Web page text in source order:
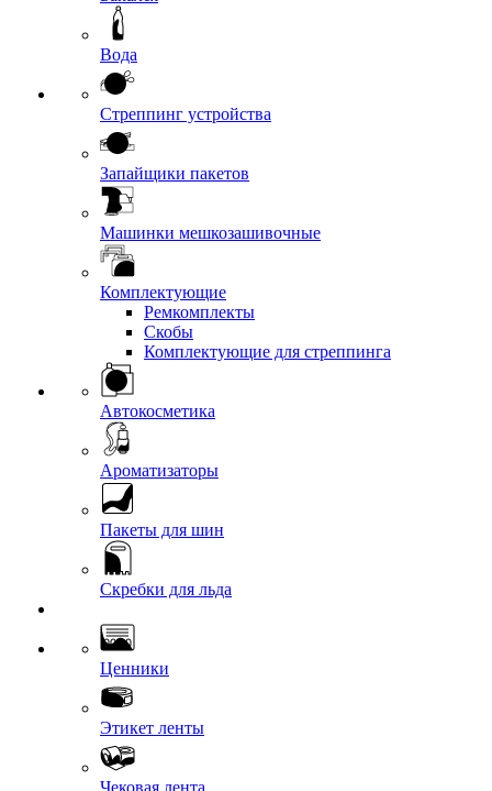
Вода
Стреппинг устройства
Запайщики пакетов
Машинки мешкозашивочные
Комплектующие
Ремкомплекты
Скобы
Комплектующие для стреппинга
Автокосметика
Ароматизаторы
Пакеты для шин
Скребки для льда
Ценники
Этикет ленты
Чековая лента